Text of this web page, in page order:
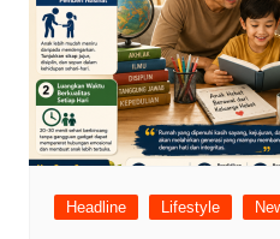
Headline Lifestyle